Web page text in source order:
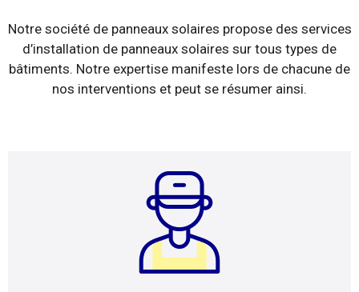
Notre société de panneaux solaires propose des services
d’installation de panneaux solaires sur tous types de
bâtiments. Notre expertise manifeste lors de chacune de
nos interventions et peut se résumer ainsi.